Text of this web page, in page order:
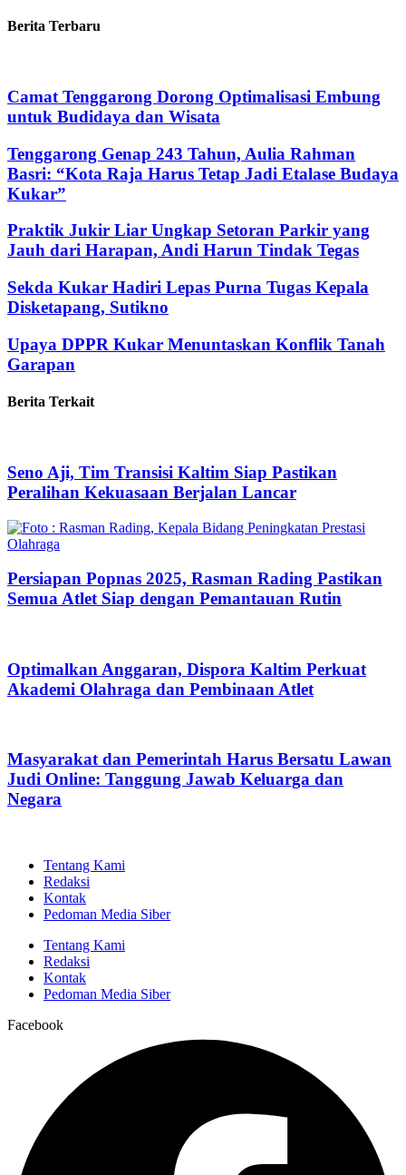
Berita Terbaru
Camat Tenggarong Dorong Optimalisasi Embung
untuk Budidaya dan Wisata
Tenggarong Genap 243 Tahun, Aulia Rahman
Basri: “Kota Raja Harus Tetap Jadi Etalase Budaya
Kukar”
Praktik Jukir Liar Ungkap Setoran Parkir yang
Jauh dari Harapan, Andi Harun Tindak Tegas
Sekda Kukar Hadiri Lepas Purna Tugas Kepala
Disketapang, Sutikno
Upaya DPPR Kukar Menuntaskan Konflik Tanah
Garapan
Berita Terkait
Seno Aji, Tim Transisi Kaltim Siap Pastikan
Peralihan Kekuasaan Berjalan Lancar
Persiapan Popnas 2025, Rasman Rading Pastikan
Semua Atlet Siap dengan Pemantauan Rutin
Optimalkan Anggaran, Dispora Kaltim Perkuat
Akademi Olahraga dan Pembinaan Atlet
Masyarakat dan Pemerintah Harus Bersatu Lawan
Judi Online: Tanggung Jawab Keluarga dan
Negara
Tentang Kami
Redaksi
Kontak
Pedoman Media Siber
Tentang Kami
Redaksi
Kontak
Pedoman Media Siber
Facebook